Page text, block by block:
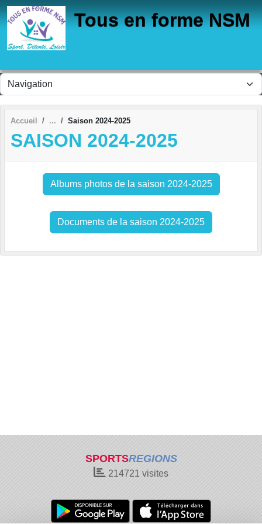
Tous en forme NSM
Accueil Saison 2024-2025
SAISON 2024-2025
Albums photos de la saison 2024-2025
Documents de la saison 2024-2025
SPORTSREGIONS
214721 visites
Panneau de gestion des cookies